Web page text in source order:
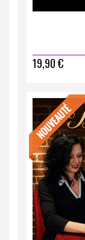
19,90 €